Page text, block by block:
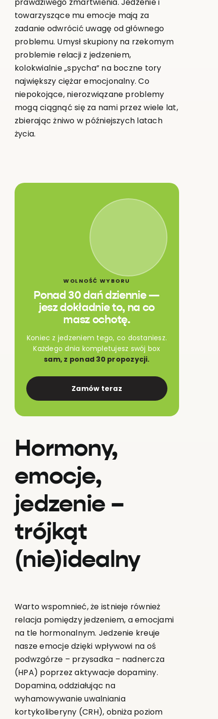
towarzyszące mu emocje mają za
zadanie odwrócić uwagę od głównego
problemu. Umysł skupiony na rzekomym
problemie relacji z jedzeniem,
kolokwialnie „spycha” na boczne tory
największy ciężar emocjonalny. Co
niepokojące, nierozwiązane problemy
mogą ciągnąć się za nami przez wiele lat,
zbierając żniwo w późniejszych latach
życia.
WOLNOŚĆ WYBORU
Ponad 30 dań dziennie —
jesz dokładnie to, na co
masz ochotę.
Koniec z jedzeniem tego, co dostaniesz.
Każdego dnia kompletujesz swój box
sam, z ponad 30 propozycji.
Zamów teraz
Hormony,
emocje,
jedzenie –
trójkąt
(nie)idealny
Warto wspomnieć, że istnieje również
relacja pomiędzy jedzeniem, a emocjami
na tle hormonalnym. Jedzenie kreuje
nasze emocje dzięki wpływowi na oś
podwzgórze – przysadka – nadnercza
(HPA) poprzez aktywacje dopaminy.
Dopamina, oddziałując na
wyhamowywanie uwalniania
kortykoliberyny (CRH), obniża poziom